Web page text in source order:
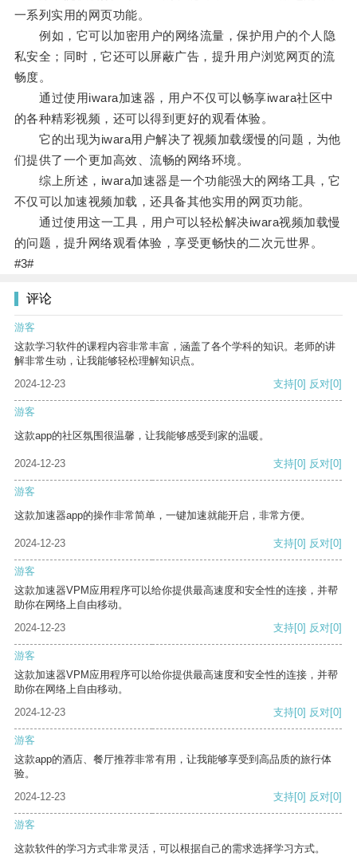
一系列实用的网页功能。
例如，它可以加密用户的网络流量，保护用户的个人隐
私安全；同时，它还可以屏蔽广告，提升用户浏览网页的流
畅度。
通过使用iwara加速器，用户不仅可以畅享iwara社区中
的各种精彩视频，还可以得到更好的观看体验。
它的出现为iwara用户解决了视频加载缓慢的问题，为他
们提供了一个更加高效、流畅的网络环境。
综上所述，iwara加速器是一个功能强大的网络工具，它
不仅可以加速视频加载，还具备其他实用的网页功能。
通过使用这一工具，用户可以轻松解决iwara视频加载慢
的问题，提升网络观看体验，享受更畅快的二次元世界。
#3#
评论
游客
这款学习软件的课程内容非常丰富，涵盖了各个学科的知识。老师的讲
解非常生动，让我能够轻松理解知识点。
2024-12-23
支持[0] 反对[0]
游客
这款app的社区氛围很温馨，让我能够感受到家的温暖。
2024-12-23 支持[0] 反对[0]
游客
这款加速器app的操作非常简单，一键加速就能开启，非常方便。
2024-12-23 支持[0] 反对[0]
游客
这款加速器VPM应用程序可以给你提供最高速度和安全性的连接，并帮
助你在网络上自由移动。
2024-12-23
支持[0] 反对[0]
游客
这款加速器VPM应用程序可以给你提供最高速度和安全性的连接，并帮
助你在网络上自由移动。
2024-12-23
支持[0] 反对[0]
游客
这款app的酒店、餐厅推荐非常有用，让我能够享受到高品质的旅行体
验。
2024-12-23
支持[0] 反对[0]
游客
这款软件的学习方式非常灵活，可以根据自己的需求选择学习方式。